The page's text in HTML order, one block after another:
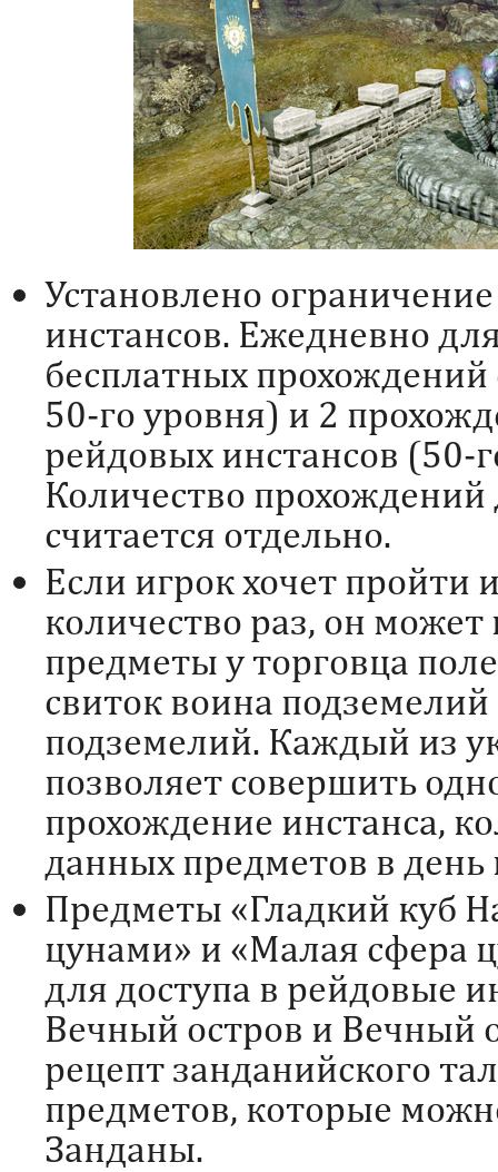
Установлено
инстансов. Ежедневно
бесплатных
50-го уровня) и 2
рейдовых инстансов (50-
Количество прохождений
считается отдельно.
Если игрок хочет пройти
количество раз, он
предметы у торговца
свиток воина подземелий
подземелий. Каждый из
позволяет совершить
прохождение инстанса,
данных предметов в день
Предметы «Гладкий куб
цунами» и «Малая сфера
для доступа в рейдовые
Вечный остров и Вечный
рецепт занданийского
предметов, которые
Занданы.